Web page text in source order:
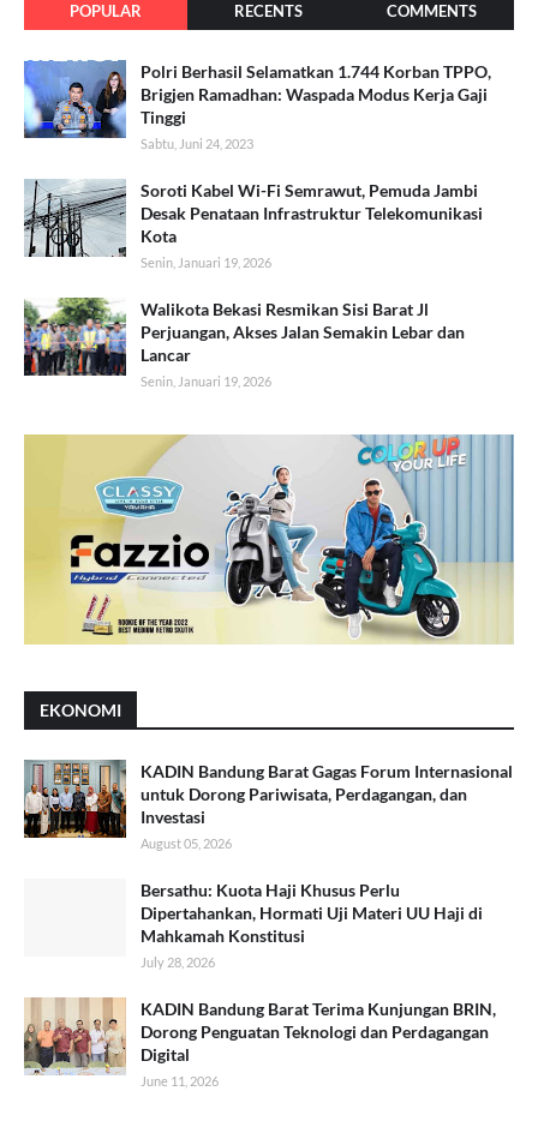
POPULAR RECENTS COMMENTS
Polri Berhasil Selamatkan 1.744 Korban TPPO,
Brigjen Ramadhan: Waspada Modus Kerja Gaji
Tinggi
Sabtu, Juni 24, 2023
Soroti Kabel Wi-Fi Semrawut, Pemuda Jambi
Desak Penataan Infrastruktur Telekomunikasi
Kota
Senin, Januari 19, 2026
Walikota Bekasi Resmikan Sisi Barat Jl
Perjuangan, Akses Jalan Semakin Lebar dan
Lancar
Senin, Januari 19, 2026
EKONOMI
KADIN Bandung Barat Gagas Forum Internasional
untuk Dorong Pariwisata, Perdagangan, dan
Investasi
August 05, 2026
Bersathu: Kuota Haji Khusus Perlu
Dipertahankan, Hormati Uji Materi UU Haji di
Mahkamah Konstitusi
July 28, 2026
KADIN Bandung Barat Terima Kunjungan BRIN,
Dorong Penguatan Teknologi dan Perdagangan
Digital
June 11, 2026